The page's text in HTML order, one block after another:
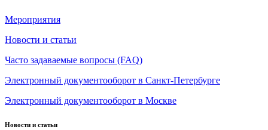
Мероприятия
Новости и статьи
Часто задаваемые вопросы (FAQ)
Электронный документооборот в Санкт-Петербурге
Электронный документооборот в Москве
Новости и статьи